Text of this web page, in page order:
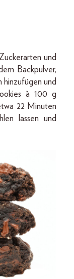
und
Backpulver,
hinzufügen und
à 100 g
22 Minuten
lassen und